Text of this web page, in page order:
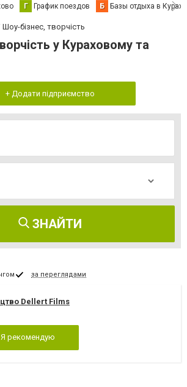
Г График поездов Б Базы отдыха в
Шоу-бізнес, творчість
у Кураховому та
+ Додати підприємство
ЗНАЙТИ
за переглядами
Dellert Films
Я рекомендую